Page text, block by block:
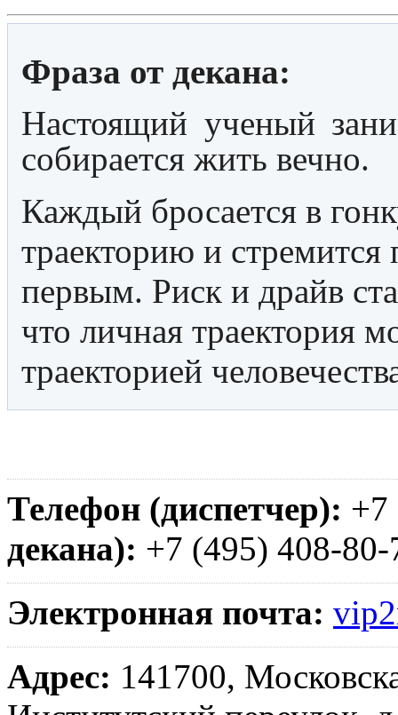
Фраза от декана:
Настоящий ученый
собирается жить вечно.
Каждый бросается в
траекторию и стремится
первым. Риск и драйв
что личная траектория
траекторией
Телефон (диспетчер):
декана): +7 (495) 408-80-
Электронная почта:
Адрес: 141700,